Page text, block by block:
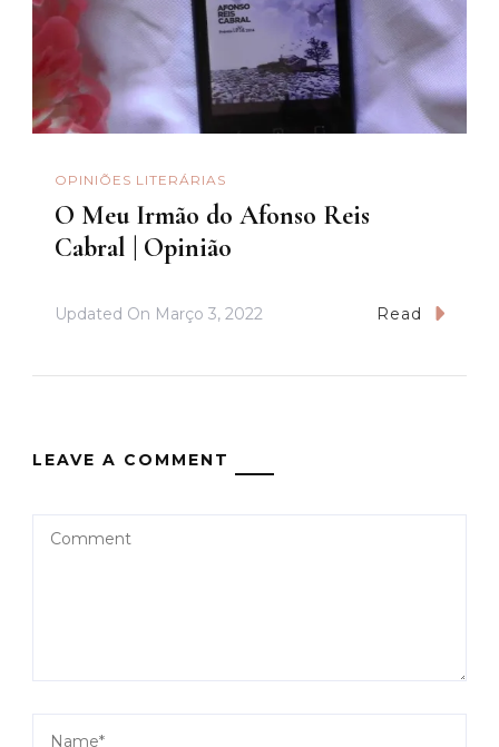
OPINIÕES LITERÁRIAS
O Meu Irmão do Afonso Reis
Cabral | Opinião
Updated On Março 3, 2022 Read
LEAVE A COMMENT